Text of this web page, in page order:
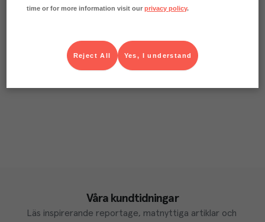
Våra kundtidningar
Läs inspirerande reportage, matnyttiga artiklar och
time or for more information visit ourprivacy policy.
Yes, I understand
Reject All